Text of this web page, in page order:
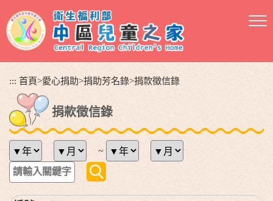
到
主
::: 首頁>愛心捐助>捐助芳名錄>捐款徵信錄
捐款徵信錄
~